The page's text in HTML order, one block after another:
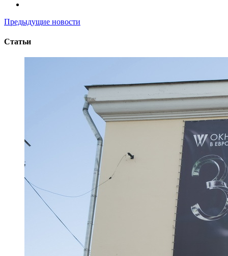
Предыдущие новости
Статьи